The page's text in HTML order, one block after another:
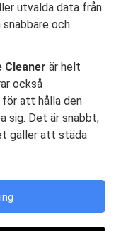
utvalda data från
och
Cleaner är helt
också
att hålla den
sig. Det är snabbt,
gäller att städa